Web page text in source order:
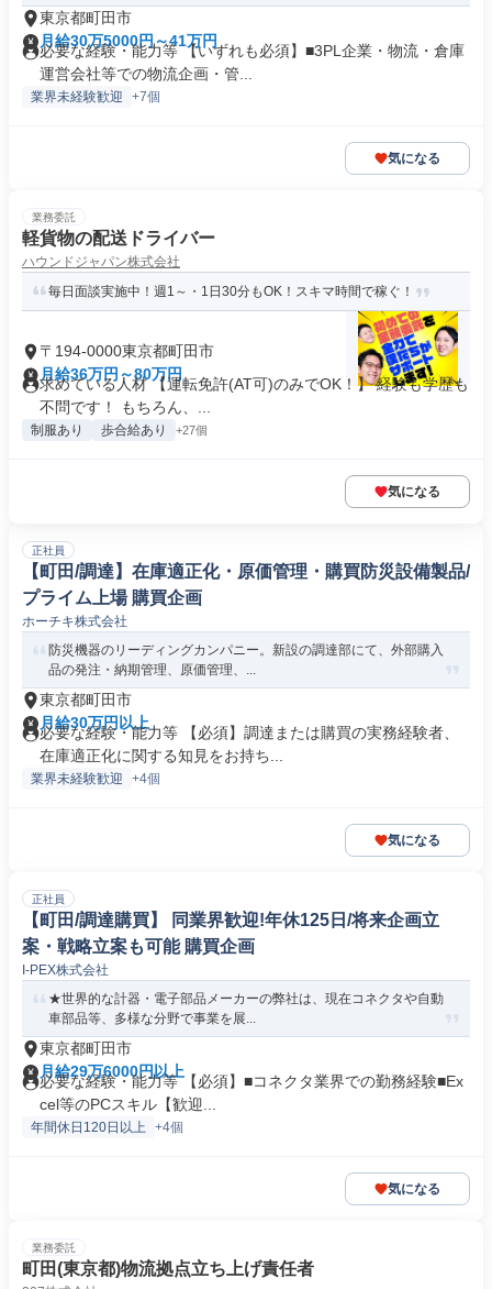
東京都町田市
月給30万5000円～41万円
必要な経験・能力等 【いずれも必須】■3PL企業・物流・倉庫
運営会社等での物流企画・管...
業界未経験歓迎 +7個
気になる
業務委託
軽貨物の配送ドライバー
ハウンドジャパン株式会社
毎日面談実施中！週1～・1日30分もOK！スキマ時間で稼ぐ！
〒194-0000東京都町田市
月給36万円～80万円
求めている人材 【運転免許(AT可)のみでOK！】 経験も学歴も
不問です！ もちろん、...
制服あり 歩合給あり +27個
気になる
正社員
【町田/調達】在庫適正化・原価管理・購買防災設備製品/
プライム上場 購買企画
ホーチキ株式会社
防災機器のリーディングカンパニー。新設の調達部にて、外部購入
品の発注・納期管理、原価管理、...
東京都町田市
月給30万円以上
必要な経験・能力等 【必須】調達または購買の実務経験者、
在庫適正化に関する知見をお持ち...
業界未経験歓迎 +4個
気になる
正社員
【町田/調達購買】 同業界歓迎!年休125日/将来企画立
案・戦略立案も可能 購買企画
I-PEX株式会社
★世界的な計器・電子部品メーカーの弊社は、現在コネクタや自動
車部品等、多様な分野で事業を展...
東京都町田市
月給29万6000円以上
必要な経験・能力等 【必須】■コネクタ業界での勤務経験■Ex
cel等のPCスキル【歓迎...
年間休日120日以上 +4個
気になる
業務委託
町田(東京都)物流拠点立ち上げ責任者